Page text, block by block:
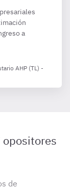
a
AHP (TL) -
opositores
de